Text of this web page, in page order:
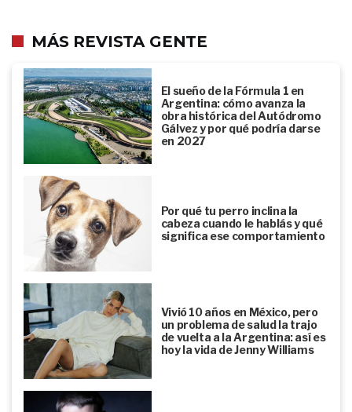
MÁS REVISTA GENTE
El sueño de la Fórmula 1 en
Argentina: cómo avanza la
obra histórica del Autódromo
Gálvez y por qué podría darse
en 2027
Por qué tu perro inclina la
cabeza cuando le hablás y qué
significa ese comportamiento
Vivió 10 años en México, pero
un problema de salud la trajo
de vuelta a la Argentina: así es
hoy la vida de Jenny Williams